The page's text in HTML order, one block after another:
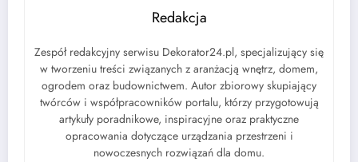
Redakcja
Zespół redakcyjny serwisu Dekorator24.pl, specjalizujący się
w tworzeniu treści związanych z aranżacją wnętrz, domem,
ogrodem oraz budownictwem. Autor zbiorowy skupiający
twórców i współpracowników portalu, którzy przygotowują
artykuły poradnikowe, inspiracyjne oraz praktyczne
opracowania dotyczące urządzania przestrzeni i
nowoczesnych rozwiązań dla domu.